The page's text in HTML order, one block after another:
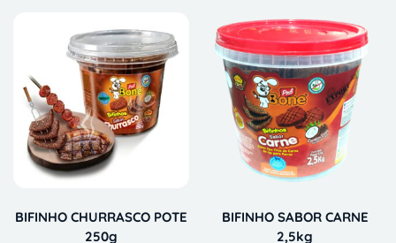
BIFINHO CHURRASCO POTE
250g
BIFINHO SABOR CARNE
2,5kg